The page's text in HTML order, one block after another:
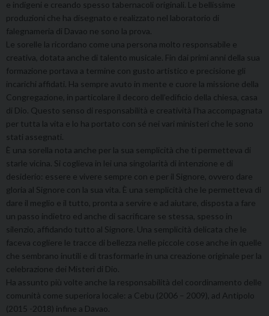
e indigeni e creando spesso tabernacoli originali. Le bellissime
produzioni che ha disegnato e realizzato nel laboratorio di
falegnameria di Davao ne sono la prova.
Le sorelle la ricordano come una persona molto responsabile e
creativa, dotata anche di talento musicale. Fin dai primi anni della sua
formazione portava a termine con gusto artistico e precisione gli
incarichi affidati. Ha sempre avuto in mente e cuore la missione della
Congregazione, in particolare il decoro dell’edificio della chiesa, casa
di Dio. Questo senso di responsabilità e creatività l’ha accompagnata
per tutta la vita e lo ha portato con sé nei vari ministeri che le sono
stati assegnati.
È una sorella nota anche per la sua semplicità che ti permetteva di
starle vicina. Si coglieva in lei una singolarità di intenzione e di
desiderio: essere e vivere sempre con e per il Signore, ovvero dare
gloria al Signore con la sua vita. È una semplicità che le permetteva di
dare il meglio e il tutto, pronta a servire e ad aiutare, disposta a fare
un passo indietro ed anche di sacrificare se stessa, spesso in
silenzio, affidando tutto al Signore. Una semplicità delicata che le
faceva cogliere le tracce di bellezza nelle piccole cose anche in quelle
che sembrano inutili e di trasformarle in una creazione originale per la
celebrazione dei Misteri di Dio.
Ha assunto più volte anche la responsabilità del coordinamento delle
comunità come superiora locale: a Cebu (2006 – 2009), ad Antipolo
(2015 -2018) infine a Davao.